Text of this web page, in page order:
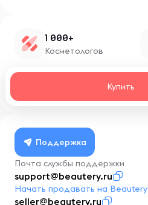
Купить
1 000+
Косметологов
Нутрициологов
Поддержка
Почта службы поддержки
support@beautery.ru
Начать продавать на Beautery
seller@beautery.ru